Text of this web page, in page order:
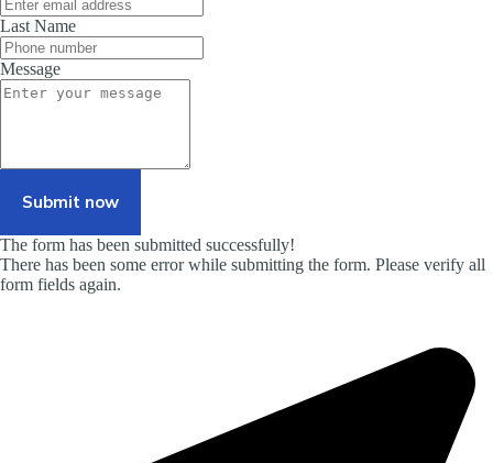
Last Name
Message
Submit now
The form has been submitted successfully!
There has been some error while submitting the form. Please verify all
form fields again.